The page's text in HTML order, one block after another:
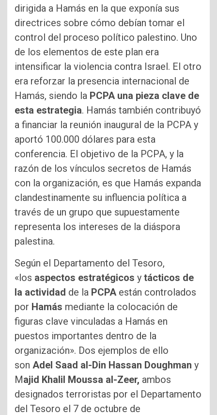
dirigida a Hamás en la que exponía sus
directrices sobre cómo debían tomar el
control del proceso político palestino. Uno
de los elementos de este plan era
intensificar la violencia contra Israel. El otro
era reforzar la presencia internacional de
Hamás, siendo la PCPA una pieza clave de
esta estrategia. Hamás también contribuyó
a financiar la reunión inaugural de la PCPA y
aportó 100.000 dólares para esta
conferencia. El objetivo de la PCPA, y la
razón de los vínculos secretos de Hamás
con la organización, es que Hamás expanda
clandestinamente su influencia política a
través de un grupo que supuestamente
representa los intereses de la diáspora
palestina.
Según el Departamento del Tesoro,
«los aspectos estratégicos y tácticos de
la actividad de la PCPA están controlados
por Hamás mediante la colocación de
figuras clave vinculadas a Hamás en
puestos importantes dentro de la
organización». Dos ejemplos de ello
son Adel Saad al-Din Hassan Doughman y
Majid Khalil Moussa al-Zeer, ambos
designados terroristas por el Departamento
del Tesoro el 7 de octubre de